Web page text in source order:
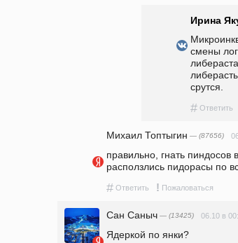
Ирина
смены
срутся.
# Ответить
Михаил Топтыгин — (87656)
правильно, гнать
расползлись пидорасы по
# Ответить ! Пожаловаться
Сан Саныч — (13425) 06.10 в
Ядеркой по янки?